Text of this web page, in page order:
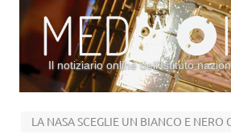
Il notiziario online dell’Istituto